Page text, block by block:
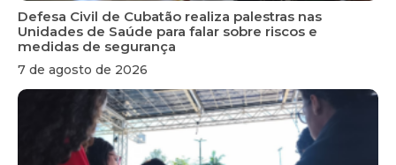
Defesa Civil de Cubatão realiza palestras nas
Unidades de Saúde para falar sobre riscos e
medidas de segurança
7 de agosto de 2026